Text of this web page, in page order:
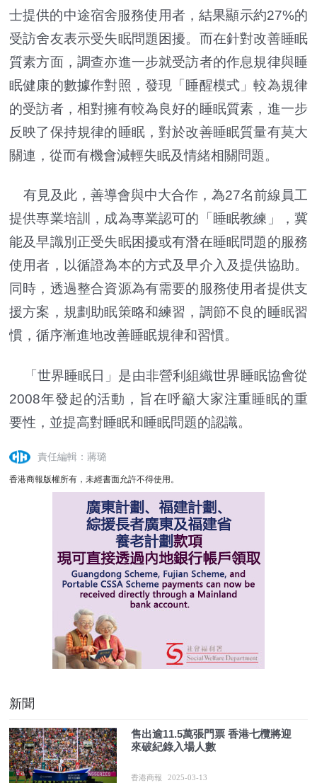
士提供的中途宿舍服務使用者，結果顯示約27%的
受訪舍友表示受失眠問題困擾。而在針對改善睡眠
質素方面，調查亦進一步就受訪者的作息規律與睡
眠健康的數據作對照，發現「睡醒模式」較為規律
的受訪者，相對擁有較為良好的睡眠質素，進一步
反映了保持規律的睡眠，對於改善睡眠質量有莫大
關連，從而有機會減輕失眠及情緒相關問題。
有見及此，善導會與中大合作，為27名前線員工
提供專業培訓，成為專業認可的「睡眠教練」，冀
能及早識別正受失眠困擾或有潛在睡眠問題的服務
使用者，以循證為本的方式及早介入及提供協助。
同時，透過整合資源為有需要的服務使用者提供支
援方案，規劃助眠策略和練習，調節不良的睡眠習
慣，循序漸進地改善睡眠規律和習慣。
「世界睡眠日」是由非營利組織世界睡眠協會從
2008年發起的活動，旨在呼籲大家注重睡眠的重
要性，並提高對睡眠和睡眠問題的認識。
責任編輯：蔣璐
香港商報版權所有，未經書面允許不得使用。
新聞
售出逾11.5萬張門票 香港七欖將迎
來破紀錄入場人數
香港商報 2025-03-13